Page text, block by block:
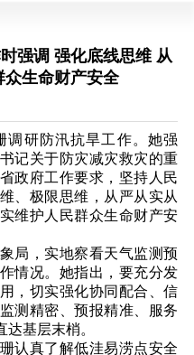
强调 强化底线思维 从
众生命财产安全
研防汛抗旱工作。她强
记关于防灾减灾救灾的重
政府工作要求，坚持人民
、极限思维，从严从实从
维护人民群众生命财产安
，实地察看天气监测预
情况。她指出，要充分发
，切实强化协同配合、信
测精密、预报精准、服务
基层末梢。
真了解低洼易涝点安全